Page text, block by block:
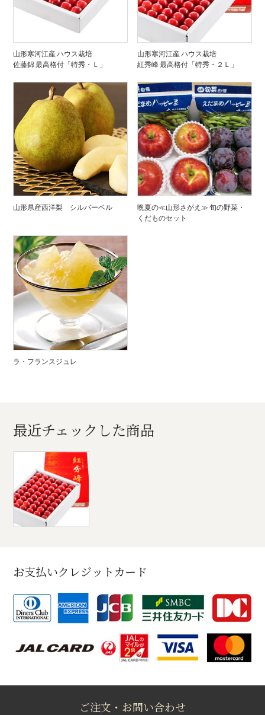
山形寒河江産 ハウス栽培
佐藤錦 最高格付「特秀・Ｌ」
山形寒河江産 ハウス栽培
紅秀峰 最高格付「特秀・２Ｌ」
山形県産西洋梨 シルバーベル
晩夏の≪山形さがえ≫ 旬の野菜・
くだものセット
ラ・フランスジュレ
最近チェックした商品
お支払いクレジットカード
ご注文・お問い合わせ